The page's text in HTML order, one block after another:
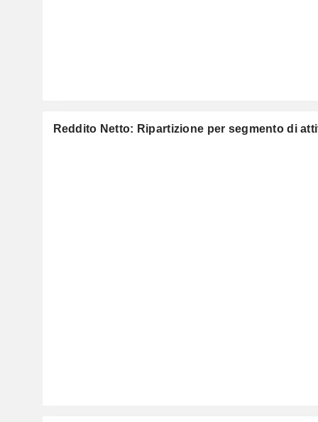
Reddito Netto: Ripartizione per segmento di